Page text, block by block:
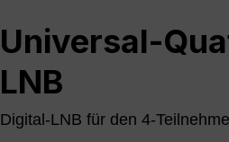
Universal-
LNB
Digital-LNB für den 4-